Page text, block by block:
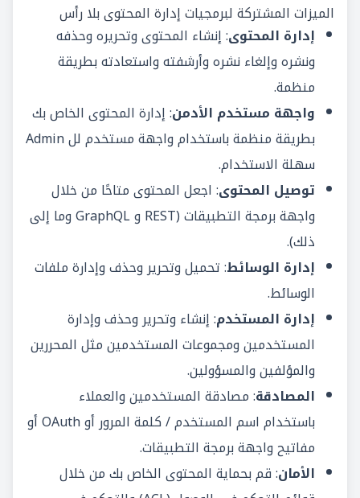
الميزات المشتركة لبرمجيات إدارة المحتوى بلا رأس
إدارة المحتوى: إنشاء المحتوى وتحريره وحذفه
ونشره وإلغاء نشره وأرشفته واستعادته بطريقة
منظمة.
واجهة مستخدم الأدمن: إدارة المحتوى الخاص بك
بطريقة منظمة باستخدام واجهة مستخدم لل Admin
سهلة الاستخدام.
توصيل المحتوى: اجعل المحتوى متاحًا من خلال
واجهة برمجة التطبيقات (REST و
GraphQLوما إلى
ذلك).
إدارة الوسائط: تحميل وتحرير وحذف وإدارة ملفات
الوسائط.
إدارة المستخدم: إنشاء وتحرير وحذف وإدارة
المستخدمين ومجموعات المستخدمين مثل المحررين
والمؤلفين والمسؤولين.
المصادقة: مصادقة المستخدمين والعملاء
باستخدام اسم المستخدم / كلمة المرور أو OAuth أو
مفاتيح واجهة برمجة التطبيقات.
الأمان: قم بحماية المحتوى الخاص بك من خلال